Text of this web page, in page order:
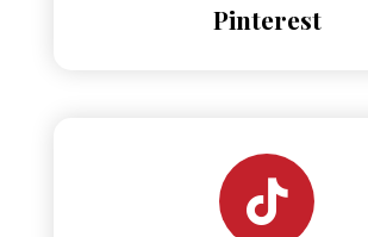
Pinterest